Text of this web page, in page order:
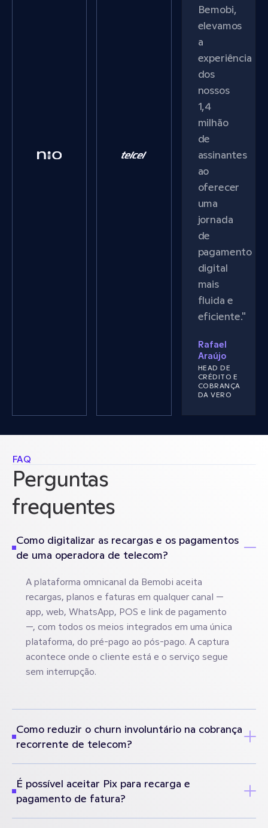
Bemobi,
elevamos
a
experiência
dos
nossos
1,4
milhão
de
assinantes
ao
oferecer
uma
jornada
de
pagamento
digital
mais
fluida e
eficiente."
Rafael
Araújo
HEAD DE
CRÉDITO E
COBRANÇA
DA VERO
FAQ
Perguntas
frequentes
Como digitalizar as recargas e os pagamentos
de uma operadora de telecom?
A plataforma omnicanal da Bemobi aceita
recargas, planos e faturas em qualquer canal —
app, web, WhatsApp, POS e link de pagamento
—, com todos os meios integrados em uma única
plataforma, do pré-pago ao pós-pago. A captura
acontece onde o cliente está e o serviço segue
sem interrupção.
Como reduzir o churn involuntário na cobrança
recorrente de telecom?
É possível aceitar Pix para recarga e
pagamento de fatura?